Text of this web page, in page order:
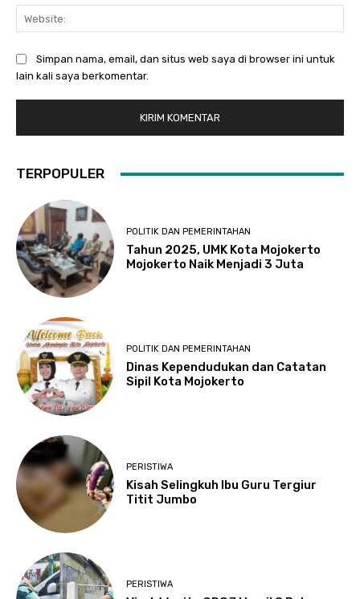
Simpan nama, email, dan situs web saya di browser ini untuk
lain kali saya berkomentar.
TERPOPULER
POLITIK DAN PEMERINTAHAN
Tahun 2025, UMK Kota Mojokerto
Mojokerto Naik Menjadi 3 Juta
POLITIK DAN PEMERINTAHAN
Dinas Kependudukan dan Catatan
Sipil Kota Mojokerto
PERISTIWA
Kisah Selingkuh Ibu Guru Tergiur
Titit Jumbo
PERISTIWA